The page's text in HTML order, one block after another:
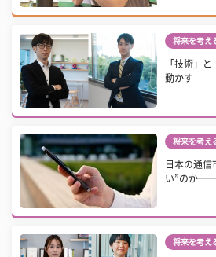
将来を考え
「技術」
動かす
将来を考え
日本の通信
い”のか
将来を考え